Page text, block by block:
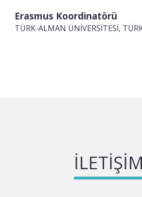
Erasmus Koordinatörü
TÜRK-ALMAN ÜNİVERSİTESİ,
İLETIŞIM